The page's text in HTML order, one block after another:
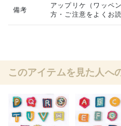
備考
アップリケ（ワッペ
方・ご注意をよくお
このアイテムを見た人へ